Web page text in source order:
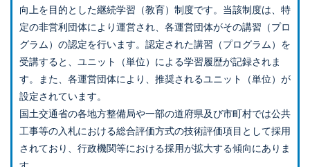
向上を目的とした継続学習（教育）制度です。当該制度は、特
定の非営利団体により運営され、各運営団体がその講習（プロ
グラム）の認定を行います。認定された講習（プログラム）を
受講すると、ユニット（単位）による学習履歴が記録されま
す。また、各運営団体により、推奨されるユニット（単位）が
設定されています。
国土交通省の各地方整備局や一部の道府県及び市町村では公共
工事等の入札における総合評価方式の技術評価項目として採用
されており、行政機関等における採用が拡大する傾向にありま